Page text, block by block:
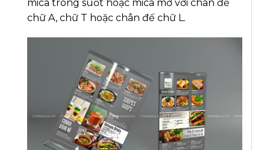
mica trong suốt hoặc mica mờ với chân đế
chữ A, chữ T hoặc chân đế chữ L.